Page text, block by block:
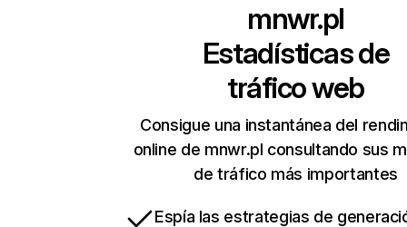
mnwr.pl
Estadísticas de
tráfico web
Consigue una instantánea del
online de mnwr.pl consultando sus
de tráfico más importantes
Espía las estrategias de